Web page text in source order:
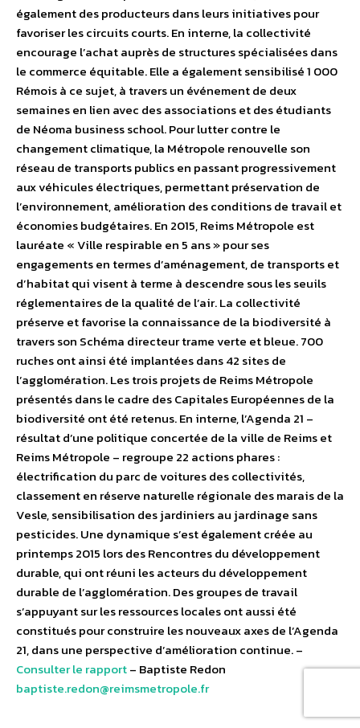
également des producteurs dans leurs initiatives pour
favoriser les circuits courts. En interne, la collectivité
encourage l’achat auprès de structures spécialisées dans
le commerce équitable. Elle a également sensibilisé 1 000
Rémois à ce sujet, à travers un événement de deux
semaines en lien avec des associations et des étudiants
de Néoma business school. Pour lutter contre le
changement climatique, la Métropole renouvelle son
réseau de transports publics en passant progressivement
aux véhicules électriques, permettant préservation de
l’environnement, amélioration des conditions de travail et
économies budgétaires. En 2015, Reims Métropole est
lauréate « Ville respirable en 5 ans » pour ses
engagements en termes d’aménagement, de transports et
d’habitat qui visent à terme à descendre sous les seuils
réglementaires de la qualité de l’air. La collectivité
préserve et favorise la connaissance de la biodiversité à
travers son Schéma directeur trame verte et bleue. 700
ruches ont ainsi été implantées dans 42 sites de
l’agglomération. Les trois projets de Reims Métropole
présentés dans le cadre des Capitales Européennes de la
biodiversité ont été retenus. En interne, l’Agenda 21 –
résultat d’une politique concertée de la ville de Reims et
Reims Métropole – regroupe 22 actions phares :
électrification du parc de voitures des collectivités,
classement en réserve naturelle régionale des marais de la
Vesle, sensibilisation des jardiniers au jardinage sans
pesticides. Une dynamique s’est également créée au
printemps 2015 lors des Rencontres du développement
durable, qui ont réuni les acteurs du développement
durable de l’agglomération. Des groupes de travail
s’appuyant sur les ressources locales ont aussi été
constitués pour construire les nouveaux axes de l’Agenda
21, dans une perspective d’amélioration continue. –
Consulter le rapport– Baptiste Redon
baptiste.redon@reimsmetropole.fr